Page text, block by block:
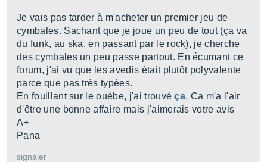
Je vais pas tarder à m'acheter un premier jeu de
cymbales. Sachant que je joue un peu de tout (ça va
du funk, au ska, en passant par le rock), je cherche
des cymbales un peu passe partout. En écumant ce
forum, j'ai vu que les avedis était plutôt polyvalente
parce que pas très typées.
En fouillant sur le ouèbe, j'ai trouvéça. Ca m'a l'air
d'être une bonne affaire mais j'aimerais votre avis
A+
Pana
signaler